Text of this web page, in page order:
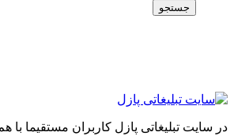
جستجو
در سایت تبلیغاتی پازل کاربران مستقیما